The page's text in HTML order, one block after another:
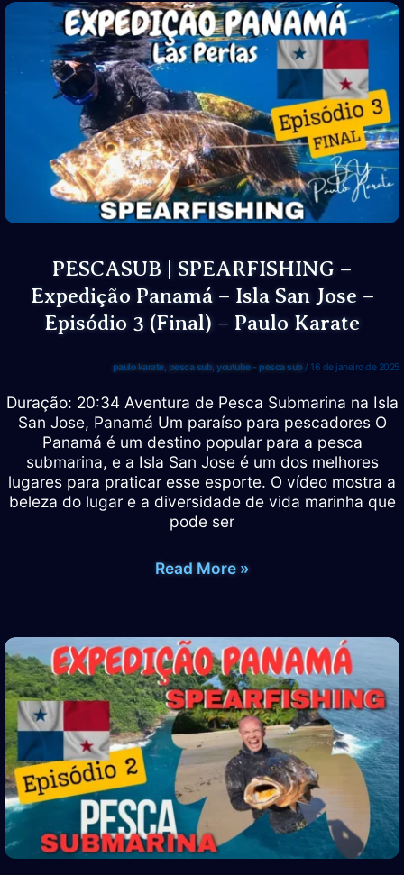
Dia
de
muito
vento
–
Coronado
Sub
PESCASUB | SPEARFISHING –
Expedição Panamá – Isla San Jose –
Episódio 3 (Final) – Paulo Karate
paulo karate, pesca sub,youtube - pesca sub / 16 de janeiro de 2025
Duração: 20:34 Aventura de Pesca Submarina na Isla
San Jose, Panamá Um paraíso para pescadores O
Panamá é um destino popular para a pesca
submarina, e a Isla San Jose é um dos melhores
lugares para praticar esse esporte. O vídeo mostra a
beleza do lugar e a diversidade de vida marinha que
pode ser
PESCASUB
Expedição
Panamá
–
Isla
San
Jose
–
Episódio
3
(Final)
–
Paulo
Read More »